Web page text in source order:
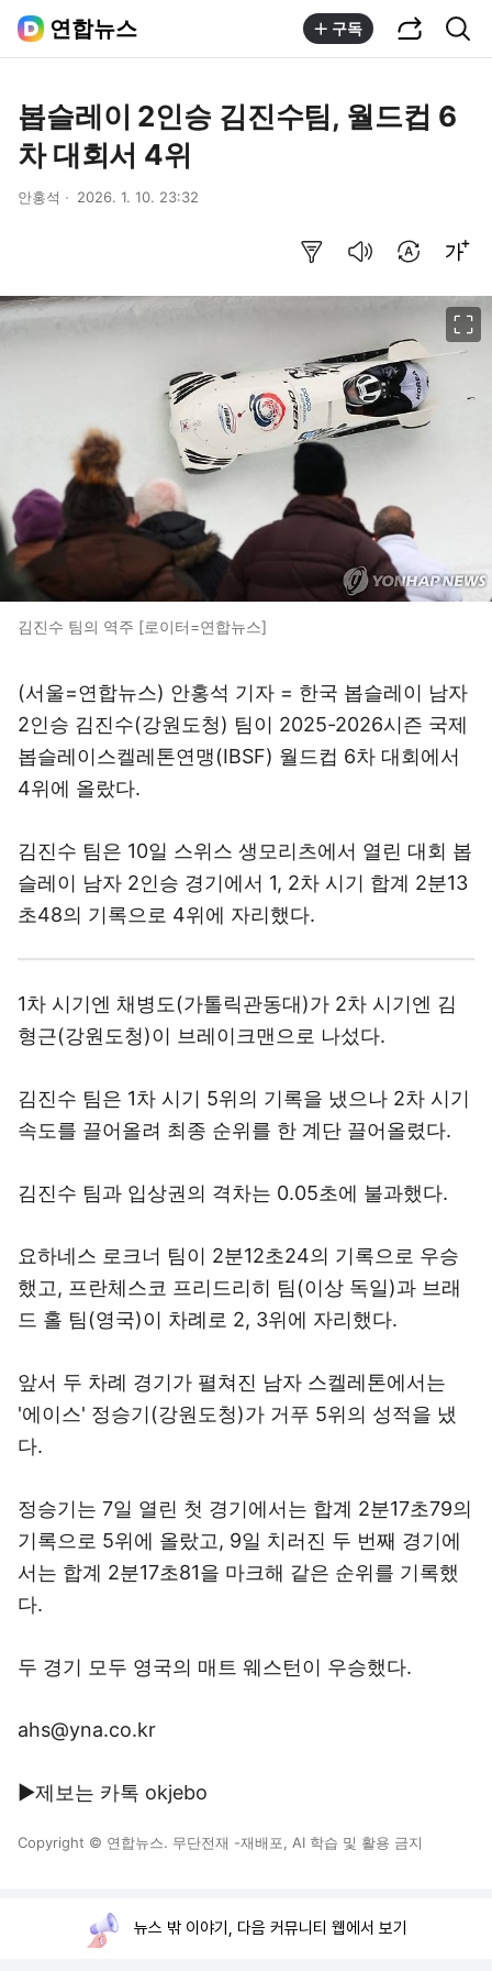
연합뉴스 구독
봅슬레이 2인승 김진수팀, 월드컵 6
차 대회서 4위
안홍석 2026. 1. 10. 23:32
김진수 팀의 역주 [로이터=연합뉴스]
(서울=연합뉴스) 안홍석 기자 = 한국 봅슬레이 남자
2인승 김진수(강원도청) 팀이 2025-2026시즌 국제
봅슬레이스켈레톤연맹(IBSF) 월드컵 6차 대회에서
4위에 올랐다.
김진수 팀은 10일 스위스 생모리츠에서 열린 대회 봅
슬레이 남자 2인승 경기에서 1, 2차 시기 합계 2분13
초48의 기록으로 4위에 자리했다.
1차 시기엔 채병도(가톨릭관동대)가 2차 시기엔 김
형근(강원도청)이 브레이크맨으로 나섰다.
김진수 팀은 1차 시기 5위의 기록을 냈으나 2차 시기
속도를 끌어올려 최종 순위를 한 계단 끌어올렸다.
김진수 팀과 입상권의 격차는 0.05초에 불과했다.
요하네스 로크너 팀이 2분12초24의 기록으로 우승
했고, 프란체스코 프리드리히 팀(이상 독일)과 브래
드 홀 팀(영국)이 차례로 2, 3위에 자리했다.
앞서 두 차례 경기가 펼쳐진 남자 스켈레톤에서는
'에이스' 정승기(강원도청)가 거푸 5위의 성적을 냈
다.
정승기는 7일 열린 첫 경기에서는 합계 2분17초79의
기록으로 5위에 올랐고, 9일 치러진 두 번째 경기에
서는 합계 2분17초81을 마크해 같은 순위를 기록했
다.
두 경기 모두 영국의 매트 웨스턴이 우승했다.
ahs@yna.co.kr
▶제보는 카톡 okjebo
Copyright © 연합뉴스. 무단전재 -재배포, AI 학습 및 활용 금지
뉴스 밖 이야기, 다음 커뮤니티 웹에서 보기